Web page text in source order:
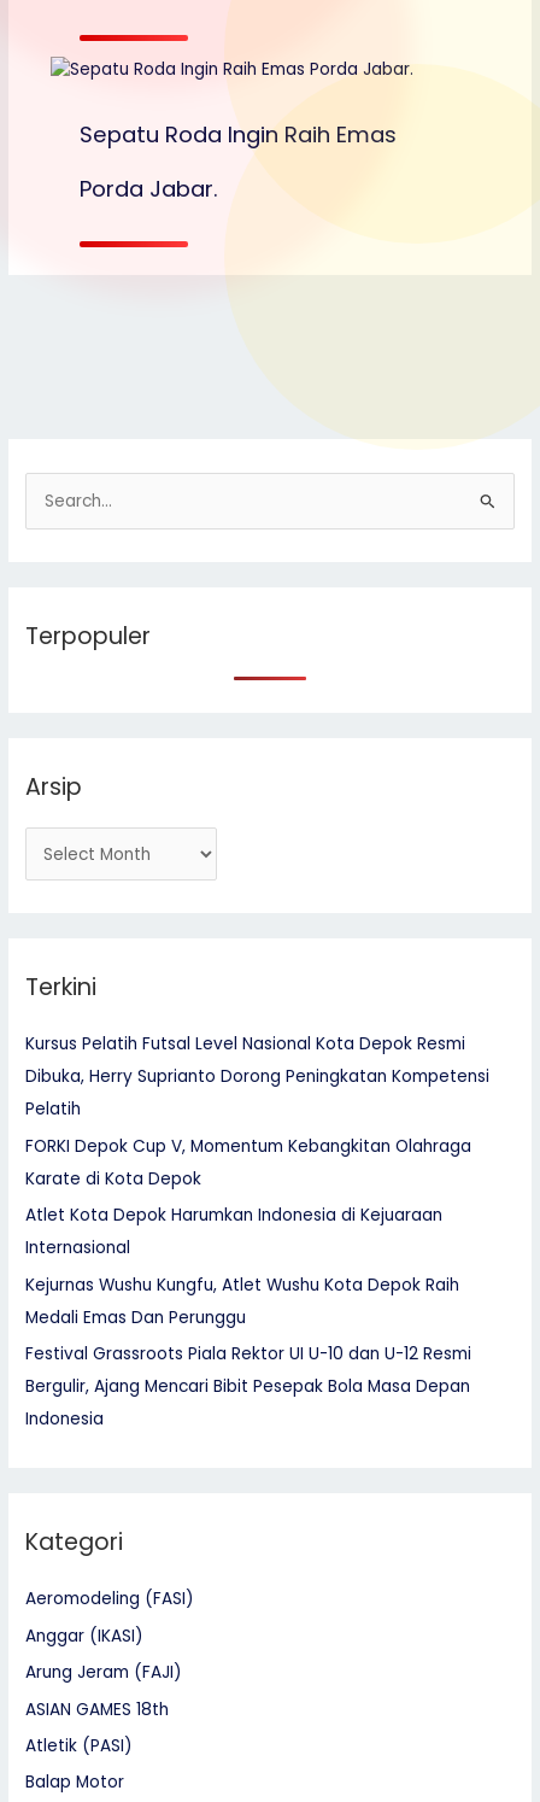
Sepatu Roda Ingin Raih Emas
Porda Jabar.
e
c
:
Terpopuler
Arsip
Terkini
Kursus Pelatih Futsal Level Nasional Kota Depok Resmi
Dibuka, Herry Suprianto Dorong Peningkatan Kompetensi
Pelatih
FORKI Depok Cup V, Momentum Kebangkitan Olahraga
Karate di Kota Depok
Atlet Kota Depok Harumkan Indonesia di Kejuaraan
Internasional
Kejurnas Wushu Kungfu, Atlet Wushu Kota Depok Raih
Medali Emas Dan Perunggu
Festival Grassroots Piala Rektor UI U-10 dan U-12 Resmi
Bergulir, Ajang Mencari Bibit Pesepak Bola Masa Depan
Indonesia
Kategori
Aeromodeling (FASI)
Anggar (IKASI)
Arung Jeram (FAJI)
ASIAN GAMES 18th
Atletik (PASI)
Balap Motor